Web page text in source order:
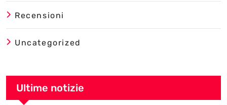
Recensioni
Uncategorized
Ultime notizie